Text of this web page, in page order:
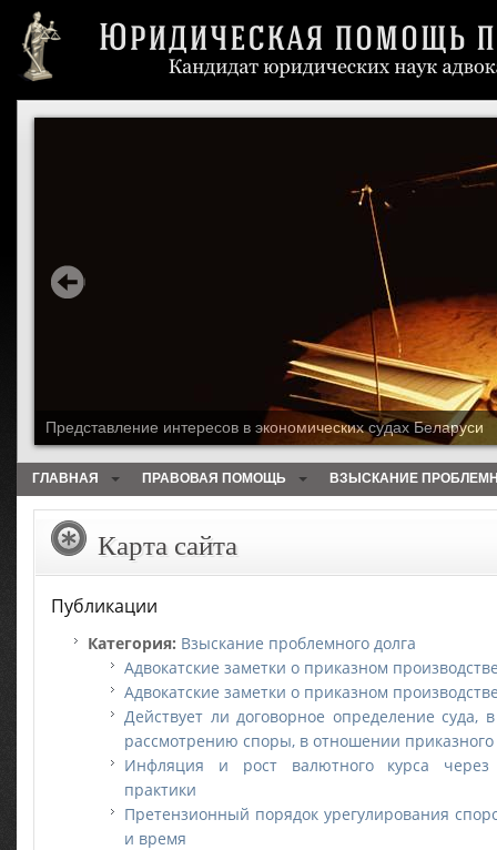
Представление интересов в экономических судах Беларуси
ГЛАВНАЯ ПРАВОВАЯ ПОМОЩЬ ВЗЫСКАНИЕ
Карта сайта
Публикации
Категория: Взыскание проблемного долга
Адвокатские заметки о приказном
Адвокатские заметки о приказном
Действует ли договорное определение суда,
рассмотрению споры, в отношении приказного
Инфляция и рост валютного курса через
практики
Претензионный порядок урегулирования
и время